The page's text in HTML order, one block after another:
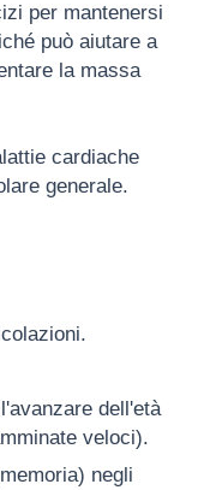
per mantenersi
può aiutare a
la massa
cardiache
generale.
dell'età
veloci).
negli